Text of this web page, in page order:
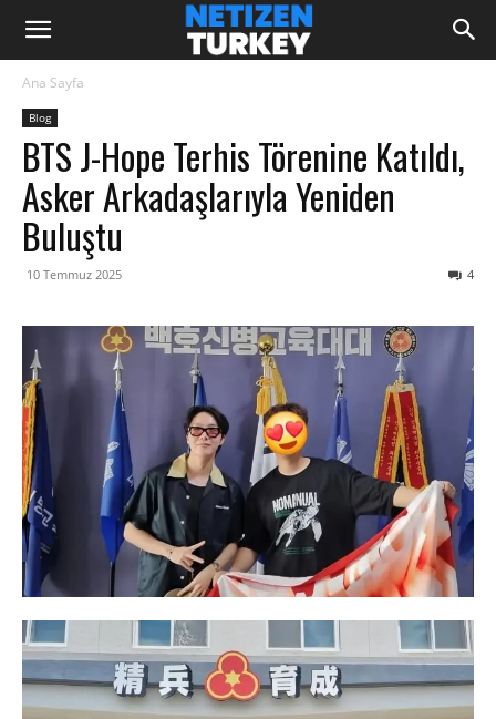
Ana Sayfa
Blog
BTS J-Hope Terhis Törenine Katıldı,
Asker Arkadaşlarıyla Yeniden
Buluştu
10 Temmuz 2025 4